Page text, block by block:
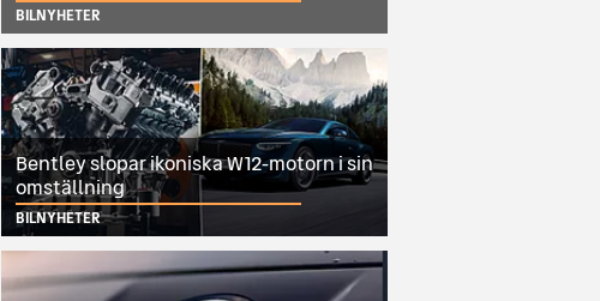
BILNYHETER
Bentley slopar ikoniska W12-motorn i sin
omställning
BILNYHETER